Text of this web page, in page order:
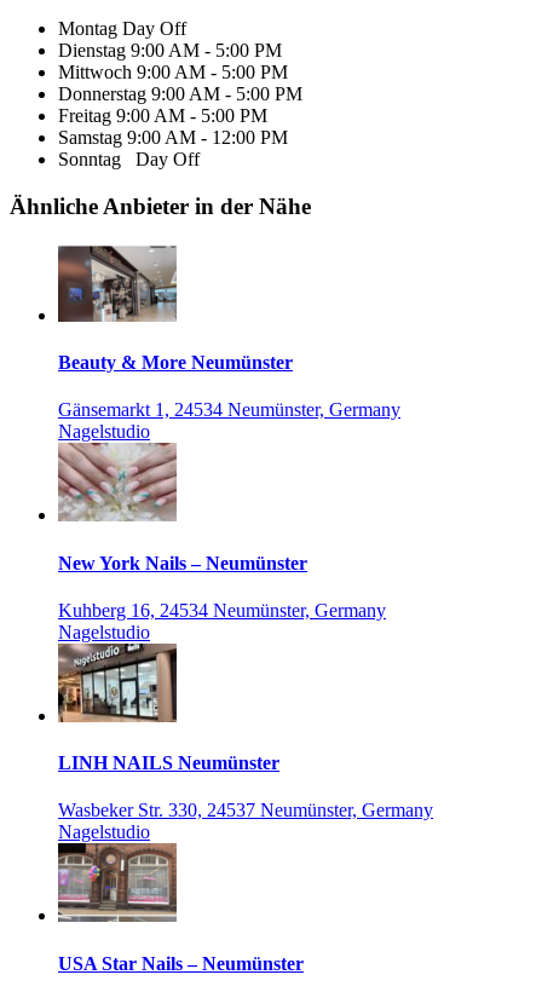
Montag Day Off
Dienstag 9:00 AM - 5:00 PM
Mittwoch 9:00 AM - 5:00 PM
Donnerstag 9:00 AM - 5:00 PM
Freitag 9:00 AM - 5:00 PM
Samstag 9:00 AM - 12:00 PM
Sonntag Day Off
Ähnliche Anbieter in der Nähe
Beauty & More Neumünster
Gänsemarkt 1, 24534 Neumünster, Germany
Nagelstudio
New York Nails – Neumünster
Kuhberg 16, 24534 Neumünster, Germany
Nagelstudio
LINH NAILS Neumünster
Wasbeker Str. 330, 24537 Neumünster, Germany
Nagelstudio
USA Star Nails – Neumünster